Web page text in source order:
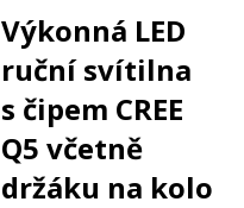
Výkonná LED
ruční svítilna
s čipem CREE
Q5 včetně
držáku na kolo